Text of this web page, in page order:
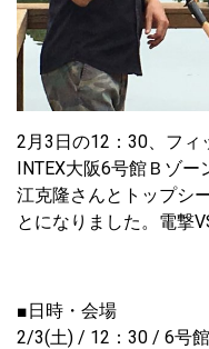
2月3日の12：30、フィ
INTEX大阪6号館Ｂゾ
江克隆さんとトップシ
とになりました。電撃
■日時・会場
2/3(土) / 12：30 / 6号